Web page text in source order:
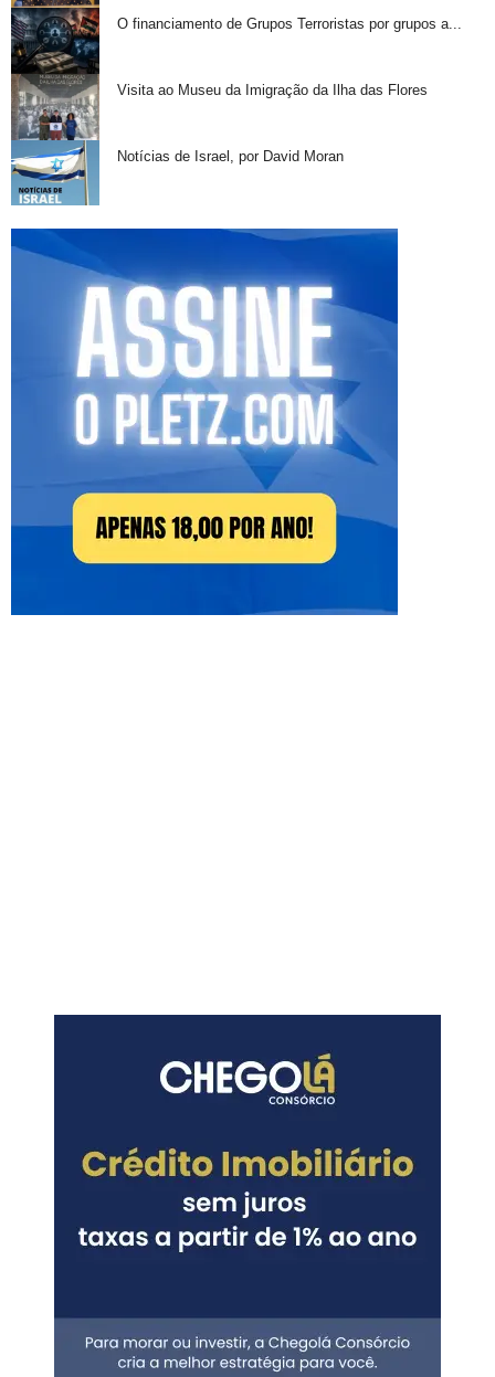
O financiamento de Grupos Terroristas por grupos a...
Visita ao Museu da Imigração da Ilha das Flores
Notícias de Israel, por David Moran